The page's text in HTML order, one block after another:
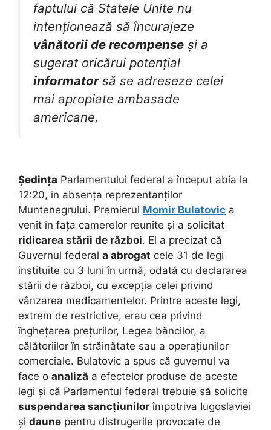
faptului că Statele Unite nu
intenționează să încurajeze
vânătorii de recompense și a
sugerat oricărui potențial
informatorsă se adreseze celei
mai apropiate ambasade
americane.
Ședința Parlamentului federal a început abia la
12:20, în absența reprezentanților
Muntenegrului. Premierul Momir Bulatovic a
venit în fața camerelor reunite și a solicitat
ridicarea stării de război. El a precizat că
Guvernul federal a abrogat cele 31 de legi
instituite cu 3 luni în urmă, odată cu declararea
stării de război, cu excepția celei privind
vânzarea medicamentelor. Printre aceste legi,
extrem de restrictive, erau cea privind
înghețarea prețurilor, Legea băncilor, a
călătoriilor în străinătate sau a operațiunilor
comerciale. Bulatovic a spus că guvernul va
face o analiză a efectelor produse de aceste
legi și că Parlamentul federal trebuie să solicite
suspendarea sancțiunilor împotriva Iugoslaviei
și daune pentru distrugerile provocate de